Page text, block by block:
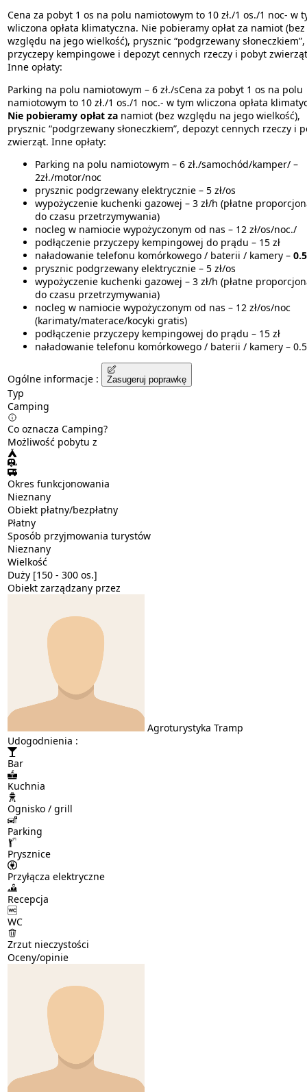
Cena za pobyt 1 os na polu namiotowym to 10 zł./1 os./1 noc- w
wliczona opłata klimatyczna. Nie pobieramy opłat za namiot (bez
względu na jego wielkość), prysznic “podgrzewany słoneczkiem”,
przyczepy kempingowe i depozyt cennych rzeczy i pobyt
Inne opłaty:
Parking na polu namiotowym – 6 zł./sCena za pobyt 1 os na polu
namiotowym to 10 zł./1 os./1 noc.- w tym wliczona opłata
Nie pobieramy opłat zanamiot (bez względu na jego wielkość),
prysznic “podgrzewany słoneczkiem”, depozyt cennych rzeczy i
zwierząt. Inne opłaty:
Parking na polu namiotowym – 6 zł./samochód/kamper/ –
2zł./motor/noc
prysznic podgrzewany elektrycznie – 5 zł/os
wypożyczenie kuchenki gazowej – 3 zł/h (płatne
do czasu przetrzymywania)
nocleg w namiocie wypożyczonym od nas – 12 zł/os/noc./
podłączenie przyczepy kempingowej do prądu – 15 zł
naładowanie telefonu komórkowego / baterii / kamery –
prysznic podgrzewany elektrycznie – 5 zł/os
wypożyczenie kuchenki gazowej – 3 zł/h (płatne
do czasu przetrzymywania)
nocleg w namiocie wypożyczonym od nas – 12 zł/os/noc
(karimaty/materace/kocyki gratis)
podłączenie przyczepy kempingowej do prądu – 15 zł
naładowanie telefonu komórkowego / baterii / kamery –
Ogólne informacje : Zasugeruj poprawkę
Typ
Camping
Co oznacza Camping?
Możliwość pobytu z
Okres funkcjonowania
Nieznany
Obiekt płatny/bezpłatny
Płatny
Sposób przyjmowania turystów
Nieznany
Wielkość
Duży [150 - 300 os.]
Obiekt zarządzany przez
Agroturystyka Tramp
Udogodnienia :
Bar
Kuchnia
Ognisko / grill
Parking
Prysznice
Przyłącza elektryczne
Recepcja
WC
Zrzut nieczystości
Oceny/opinie